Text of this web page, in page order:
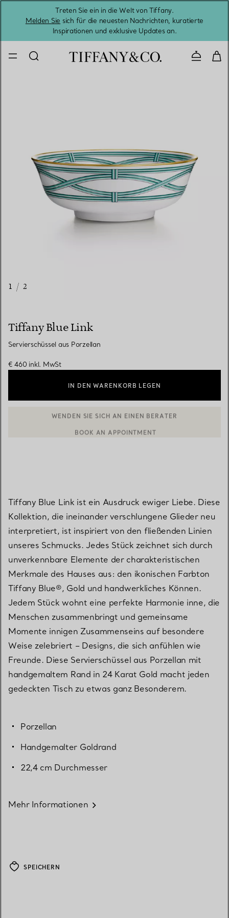
Treten Sie ein in die Welt von Tiffany.
Melden Sie sich für die neuesten Nachrichten, kuratierte
Inspirationen und exklusive Updates an.
1 / 2
Tiffany Blue Link
Servierschüssel aus Porzellan
€ 460 inkl. MwSt
IN DEN WARENKORB LEGEN
Tiffany Blue Link ist ein Ausdruck ewiger Liebe. Diese
Kollektion, die ineinander verschlungene Glieder neu
interpretiert, ist inspiriert von den fließenden Linien
unseres Schmucks. Jedes Stück zeichnet sich durch
unverkennbare Elemente der charakteristischen
Merkmale des Hauses aus: den ikonischen Farbton
Tiffany Blue®, Gold und handwerkliches Können.
Jedem Stück wohnt eine perfekte Harmonie inne, die
Menschen zusammenbringt und gemeinsame
Momente innigen Zusammenseins auf besondere
Weise zelebriert – Designs, die sich anfühlen wie
Freunde. Diese Servierschüssel aus Porzellan mit
handgemaltem Rand in 24 Karat Gold macht jeden
gedeckten Tisch zu etwas ganz Besonderem.
Porzellan
Handgemalter Goldrand
22,4 cm Durchmesser
Mehr Informationen
SPEICHERN